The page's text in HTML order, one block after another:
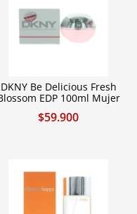
DKNY Be Delicious Fresh
EDP 100ml Mujer
$59.900